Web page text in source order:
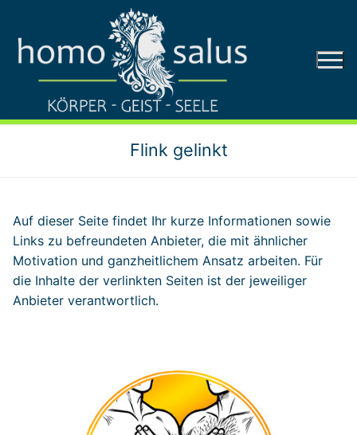
springen
Flink gelinkt
Auf dieser Seite findet Ihr kurze Informationen sowie
Links zu befreundeten Anbieter, die mit ähnlicher
Motivation und ganzheitlichem Ansatz arbeiten. Für
die Inhalte der verlinkten Seiten ist der jeweiliger
Anbieter verantwortlich.